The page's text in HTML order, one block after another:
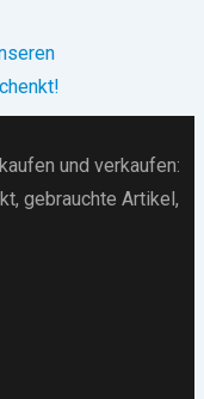
und verkaufen:
gebrauchte Artikel ,